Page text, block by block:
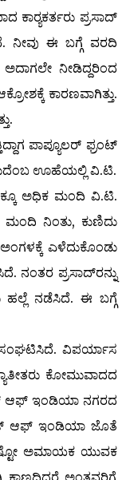
ಪ್ರಸಾದ್
ನೀವು ಈ ಬಗ್ಗೆ ವರದಿ
ನೀಡಿದ್ದರಿಂದ
ಕಾರಣವಾಗಿತ್ತು.
ಪಾಪ್ಯೂಲರ್ ಫ್ರಂಟ್
ಊಹೆಯಲ್ಲಿ ವಿ.ಟಿ.
ಕ್ಕೂ ಅಧಿಕ ಮಂದಿ ವಿ.ಟಿ.
ಮಂದಿ ನಿಂತು, ಕುಣಿದು
ಎಳೆದುಕೊಂಡು
ನಂತರ ಪ್ರಸಾದ್‌ರನ್ನು
ಹಲ್ಲೆ ನಡೆಸಿದೆ. ಈ ಬಗ್ಗೆ
ವಿಪರ್ಯಾಸ
ಕೋಮುವಾದದ
ಆಫ್ ಇಂಡಿಯಾ ನಗರದ
ಆಫ್ ಇಂಡಿಯಾ ಜೊತೆ
ಅಮಾಯಕ ಯುವಕ
ಅಂತವರಿಗೆ